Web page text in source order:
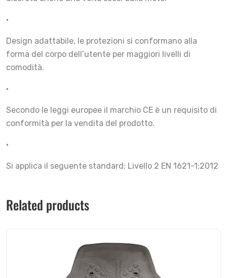
•
Design adattabile, le protezioni si conformano alla
forma del corpo dell’utente per maggiori livelli di
comodità.
•
Secondo le leggi europee il marchio CE è un requisito di
conformità per la vendita del prodotto.
•
Si applica il seguente standard: Livello 2 EN 1621-1:2012
Related products